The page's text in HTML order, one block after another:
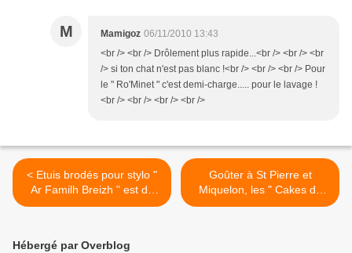
M Mamigoz 06/11/2010 13:43
<br /> <br /> Drôlement plus rapide...<br /> <br /> <br
/> si ton chat n'est pas blanc !<br /> <br /> <br /> Pour
le " Ro'Minet " c'est demi-charge..... pour le lavage !
<br /> <br /> <br /> <br />
< Etuis brodés pour stylo "
Ar Familh Breizh " est de
retour !
Goûter à St Pierre et
Miquelon, les " Cakes de
Caillou " de Mamigoz >
Hébergé par Overblog